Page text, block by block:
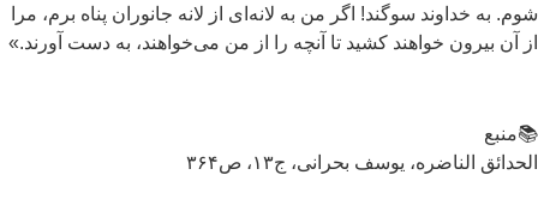
به خداوند سوگند! اگر من به لانه‌ای از لانه جانوران پناه برم، مرا
آن بیرون خواهند کشید تا آنچه را از من می‌خواهند، به دست آورند.»
الناضره، یوسف بحرانی، ج۱۳، ص۳۶۴